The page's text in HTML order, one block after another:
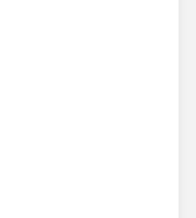
うに11時41分から
台と12時台にカ
とつの入退室レコ
タを持てるように